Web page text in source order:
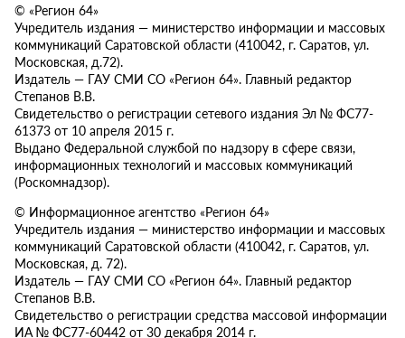
© «Регион 64»
Учредитель издания — министерство информации и массовых
коммуникаций Саратовской области (410042, г. Саратов, ул.
Московская, д.72).
Издатель — ГАУ СМИ СО «Регион 64». Главный редактор
Степанов В.В.
Свидетельство о регистрации сетевого издания Эл № ФС77-
61373 от 10 апреля 2015 г.
Выдано Федеральной службой по надзору в сфере связи,
информационных технологий и массовых коммуникаций
(Роскомнадзор).
© Информационное агентство «Регион 64»
Учредитель издания — министерство информации и массовых
коммуникаций Саратовской области (410042, г. Саратов, ул.
Московская, д. 72).
Издатель — ГАУ СМИ СО «Регион 64». Главный редактор
Степанов В.В.
Свидетельство о регистрации средства массовой информации
ИА № ФС77-60442 от 30 декабря 2014 г.